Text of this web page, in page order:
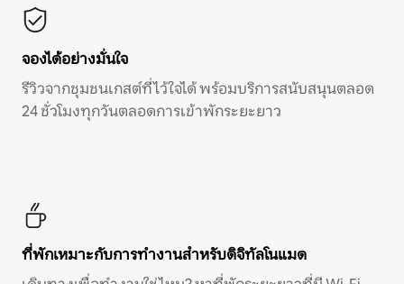
จองได้อย่างมั่นใจ
รีวิวจากชุมชนเกสต์ที่ไว้ใจได้ พร้อมบริการสนับสนุนตลอด
24 ชั่วโมงทุกวันตลอดการเข้าพักระยะยาว
ที่พักเหมาะกับการทำงานสำหรับดิจิทัลโนแมด